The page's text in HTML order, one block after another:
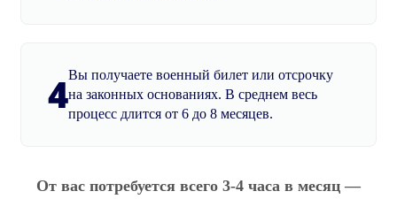
4Вы получаете военный билет или отсрочку
на законных основаниях. В среднем весь
процесс длится от 6 до 8 месяцев.
От вас потребуется всего 3-4 часа в месяц —